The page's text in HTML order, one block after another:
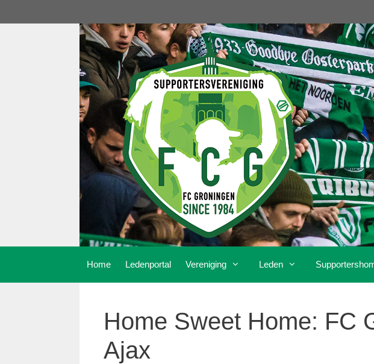
naar
Home Ledenportal Vereniging Leden
Home Sweet Home: FC
Ajax